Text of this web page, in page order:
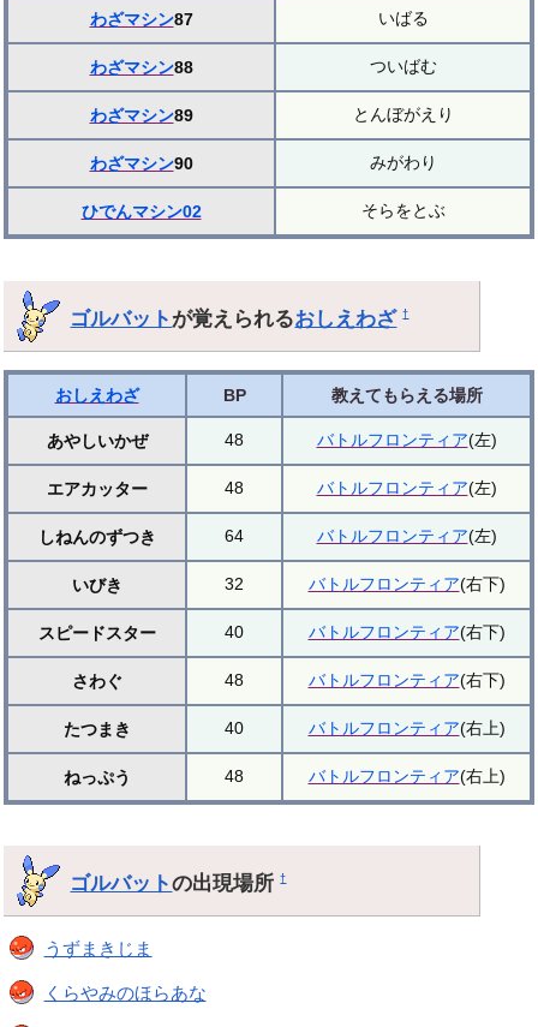
わざマシン87 いばる
わざマシン88 ついばむ
わざマシン89 とんぼがえり
わざマシン90 みがわり
ひでんマシン02 そらをとぶ
ゴルバットが覚えられるおしえわざ †
おしえわざ BP 教えてもらえる場所
あやしいかぜ 48 バトルフロンティア(左)
エアカッター 48 バトルフロンティア(左)
しねんのずつき 64 バトルフロンティア(左)
いびき 32 バトルフロンティア(右下)
スピードスター 40 バトルフロンティア(右下)
さわぐ 48 バトルフロンティア(右下)
たつまき 40 バトルフロンティア(右上)
ねっぷう 48 バトルフロンティア(右上)
ゴルバットの出現場所†
うずまきじま
くらやみのほらあな